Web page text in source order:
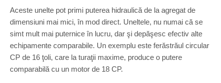
Aceste unelte pot primi puterea hidraulică de la agregat de
dimensiuni mai mici, în mod direct. Uneltele, nu numai că se
simt mult mai puternice în lucru, dar şi depăşesc efectiv alte
echipamente comparabile. Un exemplu este ferăstrăul circular
CP de 16 ţoli, care la turaţii maxime, produce o putere
comparabilă cu un motor de 18 CP.